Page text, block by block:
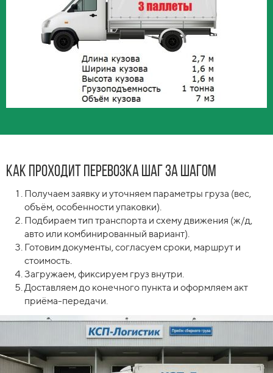
Как проходит перевозка шаг за шагом
Получаем заявку и уточняем параметры груза (вес,
объём, особенности упаковки).
Подбираем тип транспорта и схему движения (ж/д,
авто или комбинированный вариант).
Готовим документы, согласуем сроки, маршрут и
стоимость.
Загружаем, фиксируем груз внутри.
Доставляем до конечного пункта и оформляем акт
приёма-передачи.